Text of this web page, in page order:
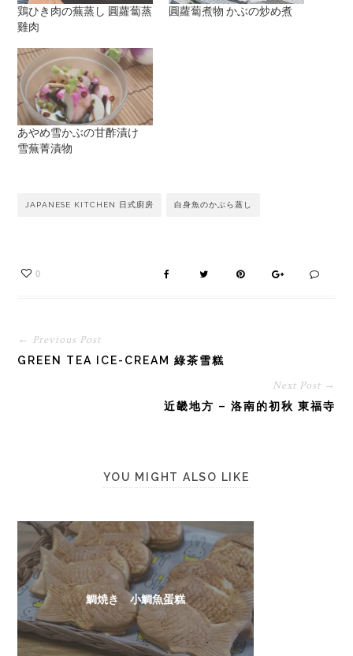
鶏ひき肉の蕪蒸し 圓蘿蔔蒸
雞肉
圓蘿蔔煮物 かぶの炒め煮
あやめ雪かぶの甘酢漬け
雪蕪菁漬物
JAPANESE KITCHEN 日式廚房 白身魚のかぶら蒸し
0
← Previous Post
GREEN TEA ICE-CREAM 綠茶雪糕
Next Post →
近畿地方 – 洛南的初秋 東福寺
YOU MIGHT ALSO LIKE
鯛焼き 小鯛魚蛋糕